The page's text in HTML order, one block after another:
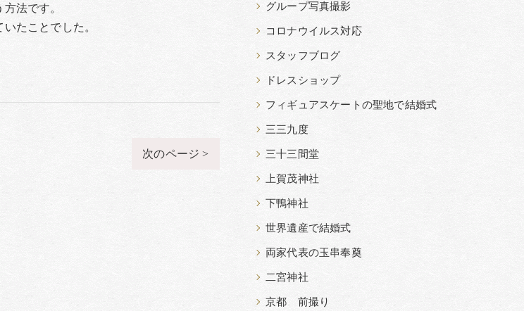
法です。
たことでした。
次のページ >
グループ写真撮影
コロナウイルス対応
スタッフブログ
ドレスショップ
フィギュアスケートの聖地で結婚式
三三九度
三十三間堂
上賀茂神社
下鴨神社
世界遺産で結婚式
両家代表の玉串奉奠
二宮神社
京都 前撮り